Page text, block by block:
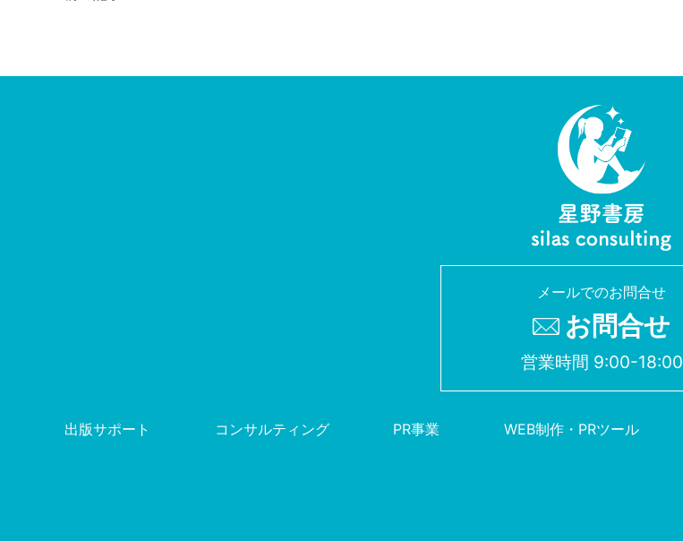
メールでのお問合せ
お問合せ
営業時間 9:00-18:00
出版サポート コンサルティング PR事業 WEB制作・PRツール